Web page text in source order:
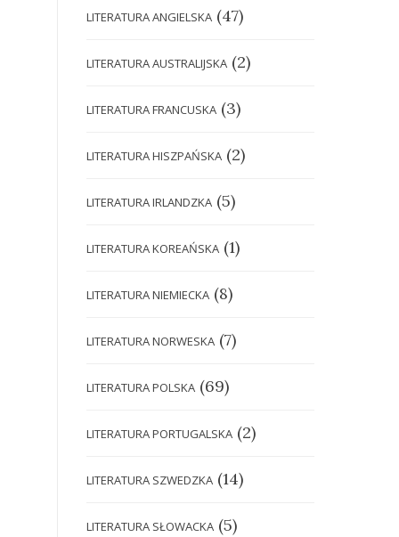
LITERATURA ANGIELSKA (47)
LITERATURA AUSTRALIJSKA (2)
LITERATURA FRANCUSKA (3)
LITERATURA HISZPAŃSKA (2)
LITERATURA IRLANDZKA (5)
LITERATURA KOREAŃSKA (1)
LITERATURA NIEMIECKA (8)
LITERATURA NORWESKA (7)
LITERATURA POLSKA (69)
LITERATURA PORTUGALSKA (2)
LITERATURA SZWEDZKA (14)
LITERATURA SŁOWACKA (5)